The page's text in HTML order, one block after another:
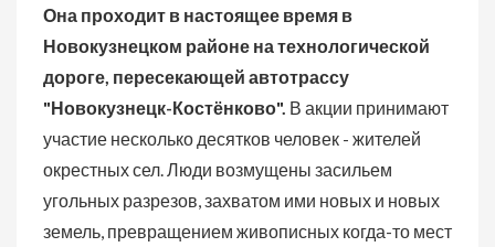
Она проходит в настоящее время в
Новокузнецком районе на технологической
дороге, пересекающей автотрассу
"Новокузнецк-Костёнково". В акции принимают
участие несколько десятков человек - жителей
окрестных сел. Люди возмущены засильем
угольных разрезов, захватом ими новых и новых
земель, превращением живописных когда-то мест